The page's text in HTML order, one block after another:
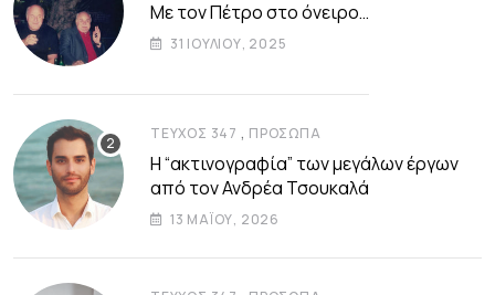
Με τον Πέτρο στο όνειρο…
31 ΙΟΥΛΊΟΥ, 2025
ΤΕΎΧΟΣ 347 , ΠΡΌΣΩΠΑ
Η “ακτινογραφία” των μεγάλων έργων
από τον Ανδρέα Τσουκαλά
13 ΜΑΪ́ΟΥ, 2026